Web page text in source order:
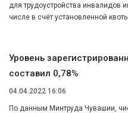
для трудоустройства инвалидов
числе в счёт установленной
Уровень
составил 0,78%
04.04.2022 16:06
По данным Минтруда Чувашии,